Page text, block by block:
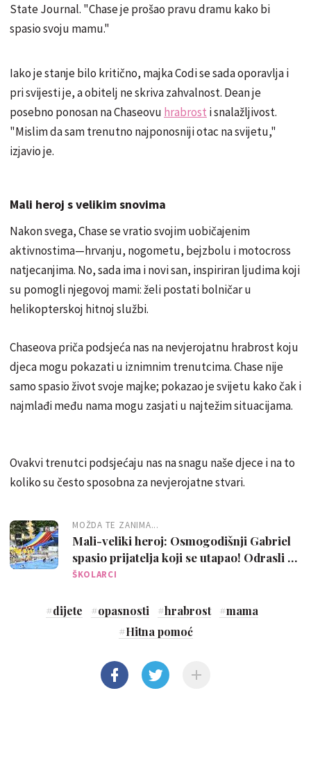
State Journal. "Chase je prošao pravu dramu kako bi
spasio svoju mamu."
Iako je stanje bilo kritično, majka Codi se sada oporavlja i
pri svijesti je, a obitelj ne skriva zahvalnost. Dean je
posebno ponosan na Chaseovu hrabrost i snalažljivost.
"Mislim da sam trenutno najponosniji otac na svijetu,"
izjavio je.
Mali heroj s velikim snovima
Nakon svega, Chase se vratio svojim uobičajenim
aktivnostima—hrvanju, nogometu, bejzbolu i motocross
natjecanjima. No, sada ima i novi san, inspiriran ljudima koji
su pomogli njegovoj mami: želi postati bolničar u
helikopterskoj hitnoj službi.
Chaseova priča podsjeća nas na nevjerojatnu hrabrost koju
djeca mogu pokazati u iznimnim trenutcima. Chase nije
samo spasio život svoje majke; pokazao je svijetu kako čak i
najmlađi među nama mogu zasjati u najtežim situacijama.
Ovakvi trenutci podsjećaju nas na snagu naše djece i na to
koliko su često sposobna za nevjerojatne stvari.
MOŽDA TE ZANIMA...
Mali-veliki heroj: Osmogodišnji Gabriel
spasio prijatelja koji se utapao! Odrasli su
mislili da se igraju…
ŠKOLARCI
#dijete #opasnosti #hrabrost #mama
#Hitna pomoć